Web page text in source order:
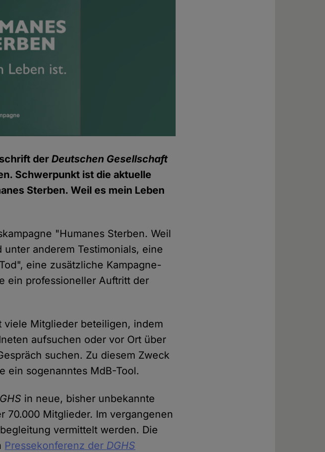
derDeutschen Gesellschaft
Schwerpunkt ist die aktuelle
Sterben. Weil es mein Leben
"Humanes Sterben. Weil
anderem Testimonials, eine
eine zusätzliche Kampagne-
ein professioneller Auftritt der
viele Mitglieder beteiligen, indem
aufsuchen oder vor Ort über
suchen. Zu diesem Zweck
ein sogenanntes MdB-Tool.
in neue, bisher unbekannte
70.000 Mitglieder. Im vergangenen
vermittelt werden. Die
Pressekonferenz der DGHS